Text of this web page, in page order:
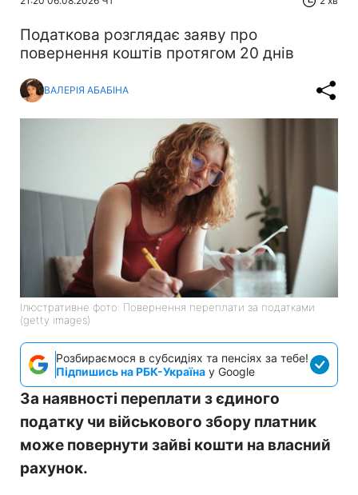
Податкова розглядає заяву про
повернення коштів протягом 20 днів
ВАЛЕРІЯ АБАБІНА
Ілюстративне фото: Повернення переплати за податками
(getty images)
Розбираємося в субсидіях та пенсіях за тебе!
Підпишись на РБК-Україна у Google
За наявності переплати з єдиного
податку чи військового збору платник
може повернути зайві кошти на власний
рахунок.